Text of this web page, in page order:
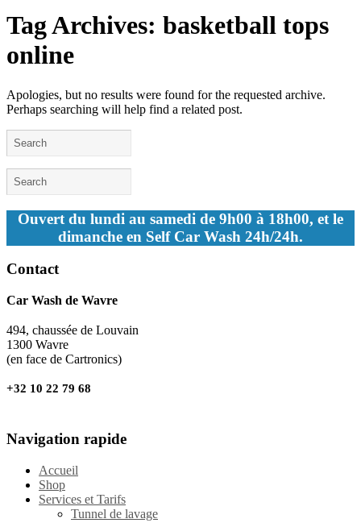
Tag Archives: basketball tops
online
Apologies, but no results were found for the requested archive.
Perhaps searching will help find a related post.
Ouvert du lundi au samedi de 9h00 à 18h00, et le
dimanche en Self Car Wash 24h/24h.
Contact
Car Wash de Wavre
494, chaussée de Louvain
1300 Wavre
(en face de Cartronics)
+32 10 22 79 68
Navigation rapide
Accueil
Shop
Services et Tarifs
Tunnel de lavage